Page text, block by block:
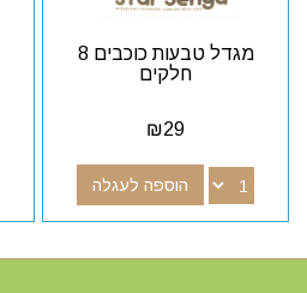
מגדל טבעות כוכבים 8
חלקים
₪29
הוספה לעגלה